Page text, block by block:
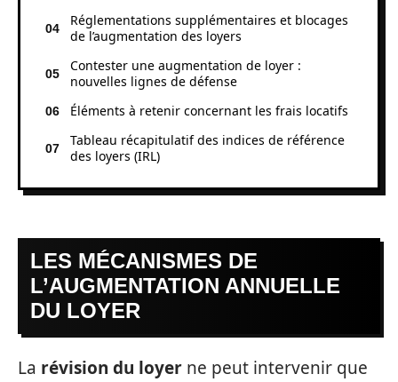
Réglementations supplémentaires et blocages
de l’augmentation des loyers
Contester une augmentation de loyer :
nouvelles lignes de défense
Éléments à retenir concernant les frais locatifs
Tableau récapitulatif des indices de référence
des loyers (IRL)
LES MÉCANISMES DE
L’AUGMENTATION ANNUELLE
DU LOYER
La révision du loyer ne peut intervenir que